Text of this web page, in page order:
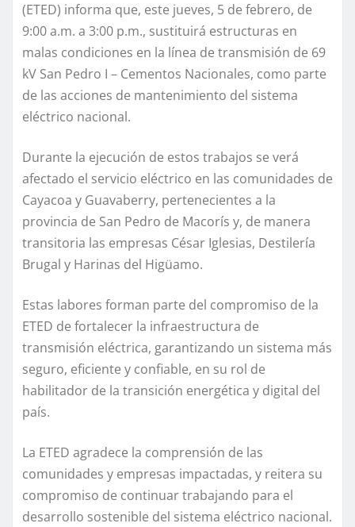
(ETED) informa que, este jueves, 5 de febrero, de
9:00 a.m. a 3:00 p.m., sustituirá estructuras en
malas condiciones en la línea de transmisión de 69
kV San Pedro I – Cementos Nacionales, como parte
de las acciones de mantenimiento del sistema
eléctrico nacional.
Durante la ejecución de estos trabajos se verá
afectado el servicio eléctrico en las comunidades de
Cayacoa y Guavaberry, pertenecientes a la
provincia de San Pedro de Macorís y, de manera
transitoria las empresas César Iglesias, Destilería
Brugal y Harinas del Higüamo.
Estas labores forman parte del compromiso de la
ETED de fortalecer la infraestructura de
transmisión eléctrica, garantizando un sistema más
seguro, eficiente y confiable, en su rol de
habilitador de la transición energética y digital del
país.
La ETED agradece la comprensión de las
comunidades y empresas impactadas, y reitera su
compromiso de continuar trabajando para el
desarrollo sostenible del sistema eléctrico nacional.